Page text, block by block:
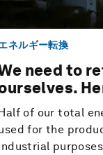
ネルギー転換
need to
Half of our total
for the